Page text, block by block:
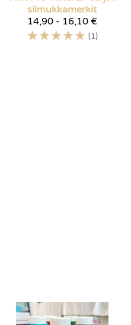
silmukkamerkit
14,90 - 16,10 €
☆☆☆☆☆ (1)